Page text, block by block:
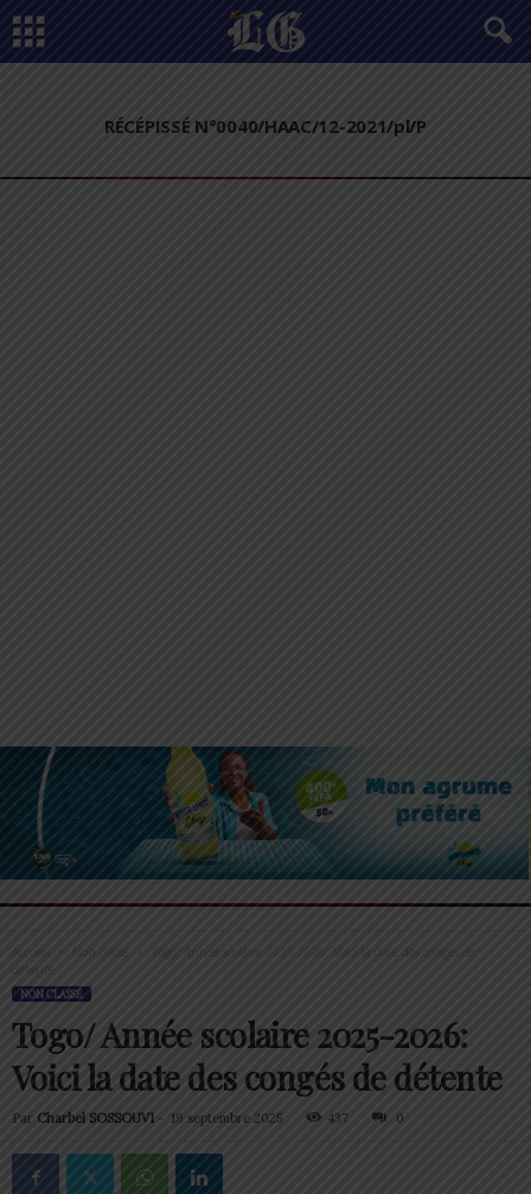
RÉCÉPISSÉ N°0040/HAAC/12-2021/pl/P
Accueil
Togo/ Année scolaire 2025-2026: Voici la date des congés de
NON CLASSÉ
Togo/ Année scolaire 2025-2026:
Voici la date des congés de détente
Par Charbel SOSSOUVI - 19 septembre 2025 437 0